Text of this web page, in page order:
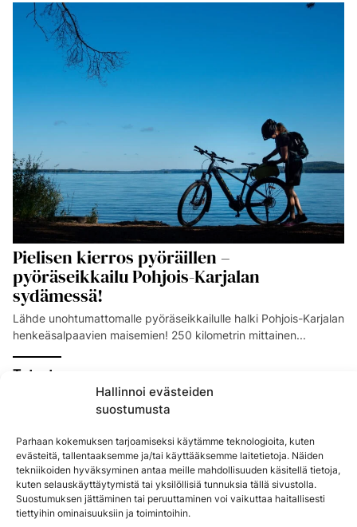
Hallinnoi evästeiden
suostumusta
Parhaan kokemuksen tarjoamiseksi käytämme teknologioita, kuten
evästeitä, tallentaaksemme ja/tai käyttääksemme laitetietoja. Näiden
tekniikoiden hyväksyminen antaa meille mahdollisuuden käsitellä tietoja,
kuten selauskäyttäytymistä tai yksilöllisiä tunnuksia tällä sivustolla.
Suostumuksen jättäminen tai peruuttaminen voi vaikuttaa haitallisesti
tiettyihin ominaisuuksiin ja toimintoihin.
Pielisen kierros pyöräillen –
pyöräseikkailu Pohjois-Karjalan
sydämessä!
Lähde unohtumattomalle pyöräseikkailulle halki Pohjois-Karjalan
henkeäsalpaavien maisemien! 250 kilometrin mittainen...
Tutustu